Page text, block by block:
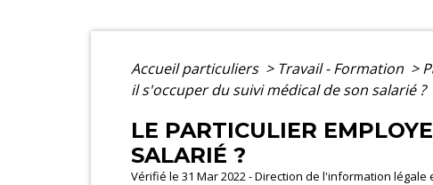
Accueil particuliers > Travail - Formation >
il s'occuper du suivi médical de son salarié ?
LE PARTICULIER
SALARIÉ ?
Vérifié le 31 Mar 2022 - Direction de l'information